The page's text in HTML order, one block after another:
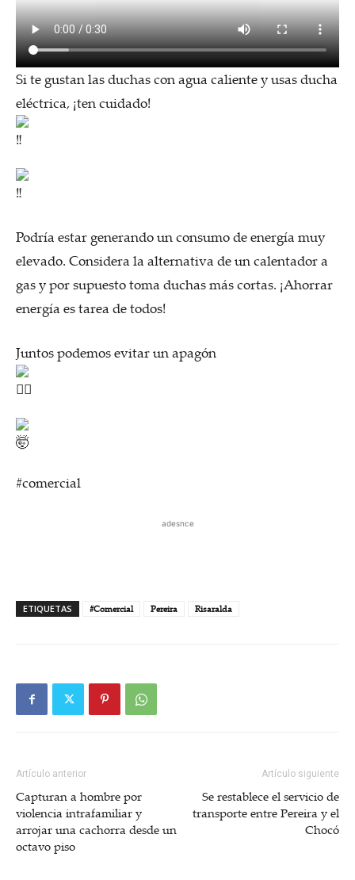
Si te gustan las duchas con agua caliente y usas ducha
eléctrica, ¡ten cuidado!
Podría estar generando un consumo de energía muy
elevado. Considera la alternativa de un calentador a
gas y por supuesto toma duchas más cortas. ¡Ahorrar
energía es tarea de todos!
Juntos podemos evitar un apagón
#comercial
adesnce
ETIQUETAS #Comercial Pereira Risaralda
Artículo anterior
Capturan a hombre por
violencia intrafamiliar y
arrojar una cachorra desde un
octavo piso
Artículo siguiente
Se restablece el servicio de
transporte entre Pereira y el
Chocó